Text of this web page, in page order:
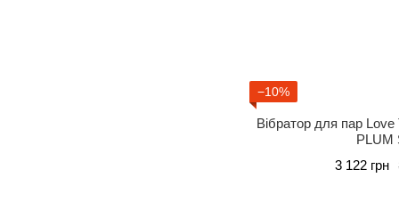
−10%
Вібратор для пар
PLUM
3 122 грн